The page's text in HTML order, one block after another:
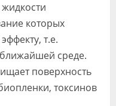
которых
т.е.
среде.
поверхность
токсинов